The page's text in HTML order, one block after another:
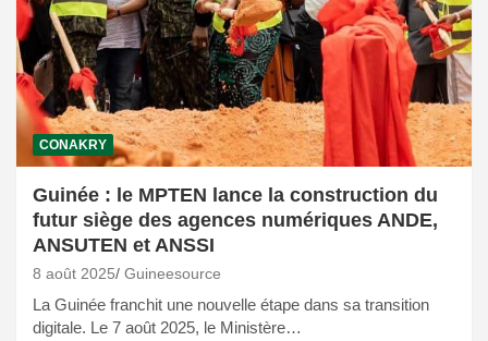
CONAKRY
Guinée : le MPTEN lance la construction du
futur siège des agences numériques ANDE,
ANSUTEN et ANSSI
8 août 2025 Guineesource
La Guinée franchit une nouvelle étape dans sa transition
digitale. Le 7 août 2025, le Ministère…